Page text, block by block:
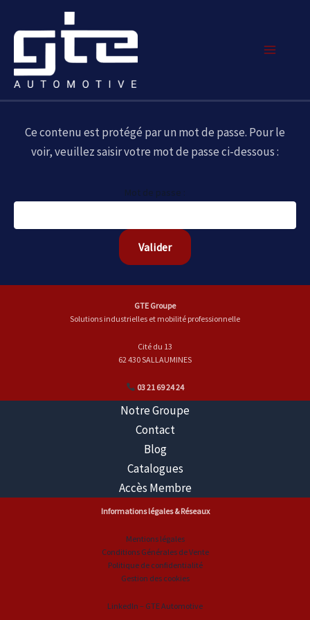
Menu
Ce contenu est protégé par un mot de passe. Pour le
voir, veuillez saisir votre mot de passe ci-dessous :
Mot de passe :
GTE Groupe
Solutions industrielles et mobilité professionnelle
Cité du 13
62 430 SALLAUMINES
03 21 69 24 24
Notre Groupe
Contact
Blog
Catalogues
Accès Membre
Informations légales & Réseaux
Mentions légales
Conditions Générales de Vente
Politique de confidentialité
Gestion des cookies
LinkedIn – GTE Automotive